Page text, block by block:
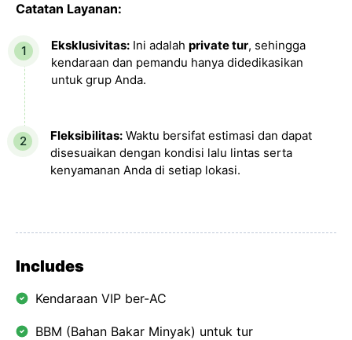
Catatan Layanan:
Eksklusivitas: Ini adalah private tur, sehingga
kendaraan dan pemandu hanya didedikasikan
untuk grup Anda.
Fleksibilitas: Waktu bersifat estimasi dan dapat
disesuaikan dengan kondisi lalu lintas serta
kenyamanan Anda di setiap lokasi.
Includes
Kendaraan VIP ber-AC
BBM (Bahan Bakar Minyak) untuk tur